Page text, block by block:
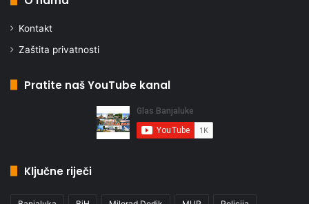
Kontakt
Zaštita privatnosti
Pratite naš YouTube kanal
Ključne riječi